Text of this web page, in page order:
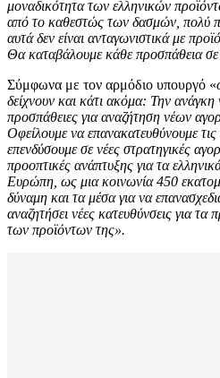
μοναδικότητα των ελληνικών
από το καθεστώς των δασμών, πολύ
αυτά δεν είναι ανταγωνιστικά με
Θα καταβάλουμε κάθε προσπάθεια
Σύμφωνα με τον αρμόδιο υπουργό «
δείχνουν και κάτι ακόμα: Την ανάγκη
προσπάθειες για αναζήτηση νέων
Οφείλουμε να επανακατευθύνουμε
επενδύσουμε σε νέες στρατηγικές
προοπτικές ανάπτυξης για τα
Ευρώπη, ως μια κοινωνία 450
δύναμη και τα μέσα για να
αναζητήσει νέες κατευθύνσεις για
των προϊόντων της».